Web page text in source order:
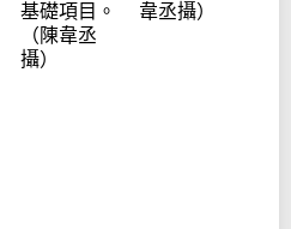
基礎項目。
（陳韋丞
攝）
韋丞攝）